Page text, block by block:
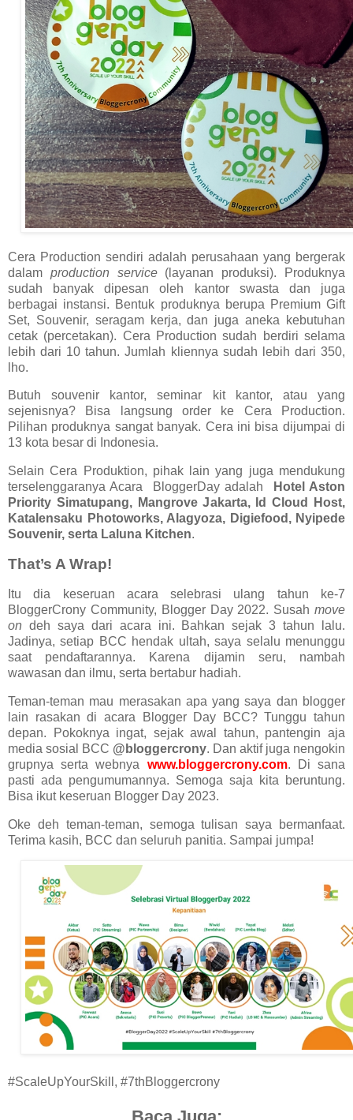
Cera Production sendiri adalah perusahaan yang bergerak
dalam production service(layanan produksi). Produknya
sudah banyak dipesan oleh kantor swasta dan juga
berbagai instansi. Bentuk produknya berupa Premium Gift
Set, Souvenir, seragam kerja, dan juga aneka kebutuhan
cetak (percetakan). Cera Production sudah berdiri selama
lebih dari 10 tahun. Jumlah kliennya sudah lebih dari 350,
lho.
Butuh souvenir kantor, seminar kit kantor, atau yang
sejenisnya? Bisa langsung order ke Cera Production.
Pilihan produknya sangat banyak. Cera ini bisa dijumpai di
13 kota besar di Indonesia.
Selain Cera Produktion, pihak lain yang juga mendukung
terselenggaranya Acara BloggerDay adalah
Hotel Aston
Priority Simatupang, Mangrove Jakarta, Id Cloud Host,
Katalensaku Photoworks, Alagyoza, Digiefood, Nyipede
Souvenir, serta Laluna Kitchen.
That’s A Wrap!
Itu dia keseruan acara selebrasi ulang tahun ke-7
BloggerCrony Community, Blogger Day 2022. Susah move
on deh saya dari acara ini. Bahkan sejak 3 tahun lalu.
Jadinya, setiap BCC hendak ultah, saya selalu menunggu
saat pendaftarannya. Karena dijamin seru, nambah
wawasan dan ilmu, serta bertabur hadiah.
Teman-teman mau merasakan apa yang saya dan blogger
lain rasakan di acara Blogger Day BCC? Tunggu tahun
depan. Pokoknya ingat, sejak awal tahun, pantengin aja
media sosial BCC @bloggercrony. Dan aktif juga nengokin
grupnya serta webnya www.bloggercrony.com. Di sana
pasti ada pengumumannya. Semoga saja kita beruntung.
Bisa ikut keseruan Blogger Day 2023.
Oke deh teman-teman, semoga tulisan saya bermanfaat.
Terima kasih, BCC dan seluruh panitia. Sampai jumpa!
#ScaleUpYourSkill, #7thBloggercrony